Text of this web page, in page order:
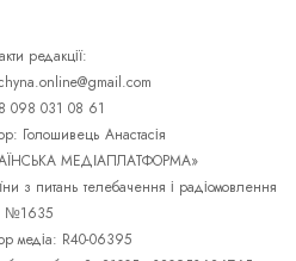
редакції:
098 031 08 61
Голошивець Анастасія
МЕДІАПЛАТФОРМА»
з питань телебачення і радіомовлення
№1635
медіа: R40-06395